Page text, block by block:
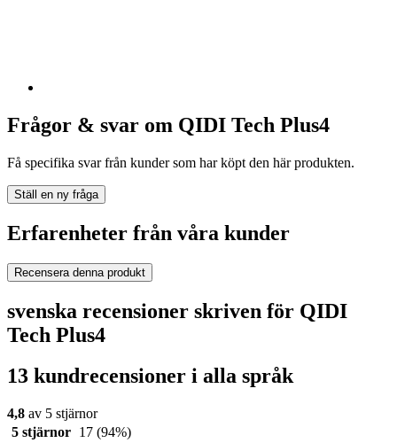
Frågor & svar om QIDI Tech Plus4
Få specifika svar från kunder som har köpt den här produkten.
Ställ en ny fråga
Erfarenheter från våra kunder
Recensera denna produkt
svenska recensioner skriven för QIDI
Tech Plus4
13 kundrecensioner i alla språk
4,8 av 5 stjärnor
5 stjärnor
17 (94%)